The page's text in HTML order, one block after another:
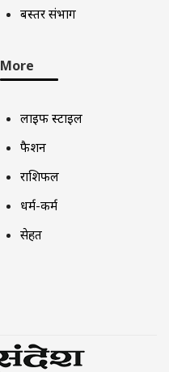
बस्तर संभाग
More
लाइफ स्टाइल
फैशन
राशिफल
धर्म-कर्म
सेहत